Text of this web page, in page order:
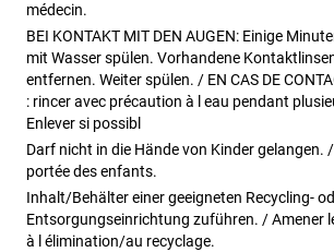
médecin.
BEI KONTAKT MIT DEN AUGEN: Einige
mit Wasser spülen. Vorhandene
entfernen. Weiter spülen. / EN CAS DE
: rincer avec précaution à l eau pendant
Enlever si possibl
Darf nicht in die Hände von Kinder gelangen.
portée des enfants.
Inhalt/Behälter einer geeigneten Recycling-
Entsorgungseinrichtung zuführen. / Amener
à l élimination/au recyclage.